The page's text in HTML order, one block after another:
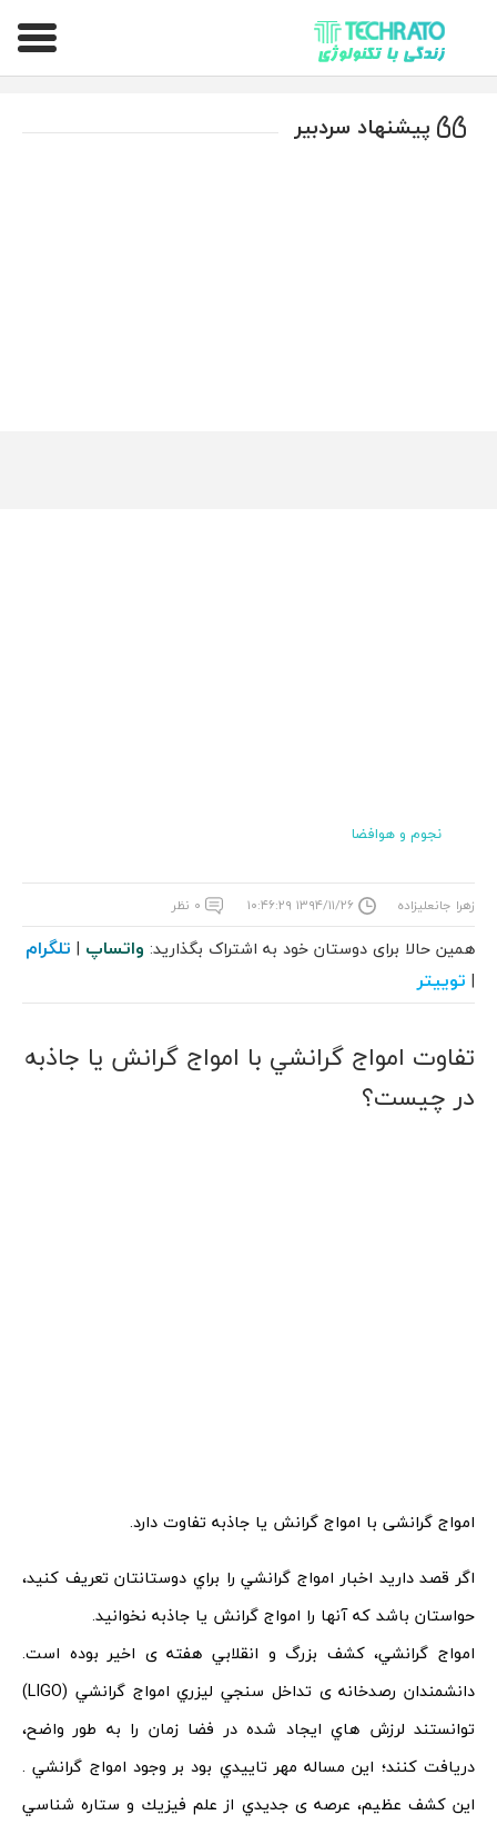
تکراتو – زندگی با تکنولوژی
پیشنهاد سردبیر
نجوم و هوافضا
زهرا جانعلیزاده ۱۳۹۴/۱۱/۲۶ ۱۰:۴۶:۲۹ ۰ نظر
همین حالا برای دوستان خود به اشتراک بگذارید: واتساپ | تلگرام
| توییتر
ﺗﻔﺎﻭﺕ اﻣﻮاﺝ ﮔﺮاﻧﺸﻲ ﺑﺎ اﻣﻮاﺝ ﮔﺮاﻧﺶ یا جاذبه
ﺩﺭ ﭼﻴﺴﺖ؟
امواج گرانشی با امواج گرانش یا جاذبه تفاوت دارد.
اگر ﻗﺼﺪ ﺩاﺭﻳﺪ اﺧﺒﺎﺭ اﻣﻮاﺝ ﮔﺮاﻧﺸﻲ ﺭا ﺑﺮاﻱ ﺩﻭﺳﺘﺎﻧﺘﺎﻥ ﺗﻌﺮﻳﻒ ﻛﻨﻴﺪ،
ﺣﻮاﺳﺘﺎﻥ ﺑﺎﺷﺪ ﻛﻪ ﺁﻧﻬﺎ ﺭا اﻣﻮاﺝ ﮔﺮاﻧﺶ یا جاذبه ﻧﺨﻮاﻧﻴﺪ.
اﻣﻮاﺝ ﮔﺮاﻧﺸﻲ، ﻛﺸﻒ ﺑﺰﺭﮒ و اﻧﻘﻼﺑﻲ ﻫﻔﺘﻪ ی اﺧﻴﺮ ﺑﻮﺩﻩ اﺳﺖ.
ﺩاﻧﺸﻤﻨﺪاﻥ ﺭﺻﺪﺧﺎﻧﻪ ی ﺗﺪاﺧﻞ ﺳﻨﺠﻲ ﻟﻴﺰﺭﻱ امواج ﮔﺮاﻧﺸﻲ (LIGO)
ﺗﻮاﻧﺴﺘﻨﺪ ﻟﺮﺯﺵ ﻫﺎﻱ ایجاد شده در ﻓﻀﺎ ﺯﻣﺎﻥ ﺭا به طور واضح،
ﺩﺭﻳﺎﻓﺖ کنند؛ اﻳﻦ ﻣﺴﺎﻟﻪ ﻣﻬﺮ ﺗﺎﻳﻴﺪﻱ بود ﺑﺮ ﻭﺟﻮﺩ اﻣﻮاﺝ ﮔﺮاﻧﺸﻲ .
اﻳﻦ ﻛﺸﻒ ﻋﻆﻴﻢ، ﻋﺮﺻﻪ ی ﺟﺪﻳﺪﻱ اﺯ ﻋﻠﻢ ﻓﻴﺰﻳﻚ و ﺳﺘﺎﺭﻩ ﺷﻨﺎﺳﻲ